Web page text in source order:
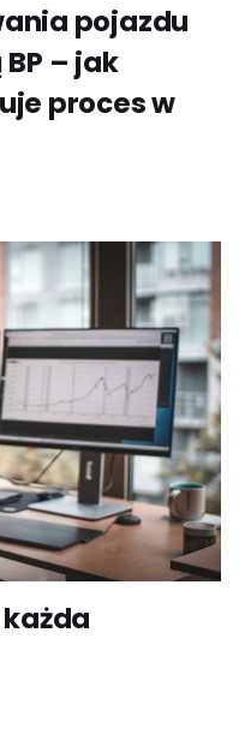
pojazdu
– jak
proces w